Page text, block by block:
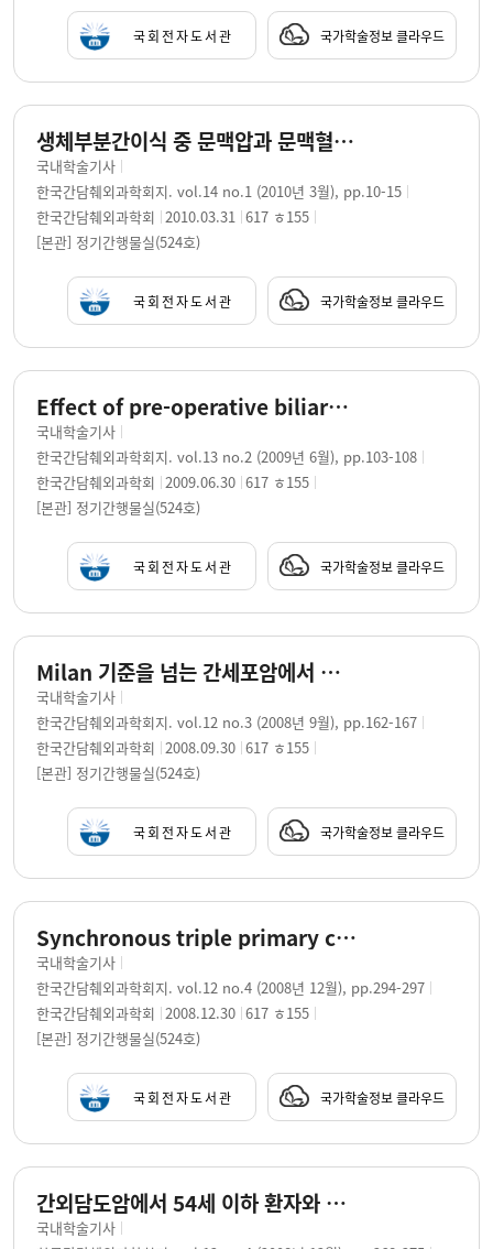
국회전자도서관 국가학술정보 클라우드
생체부분간이식 중 문맥압과 문맥혈류의 경시적 모니터링의 의의 / 배병구 ; 김봉완 ; 허위광 ; 왕희정 ; 김명욱
국내학술기사
한국간담췌외과학회지. vol.14 no.1 (2010년 3월), pp.10-15
한국간담췌외과학회 2010.03.31 617 ㅎ155
[본관] 정기간행물실(524호)
국회전자도서관 국가학술정보 클라우드
Effect of pre-operative biliary drainage on surgical outcomes after pancreaticoduodenectomy in patients with common bile duct cancer / Jae Myeong Lee ; Young Joo Lee ; Chan Wook Kim ; Ki Miung Moon ; Myung Wook Kim
국내학술기사
한국간담췌외과학회지. vol.13 no.2 (2009년 6월), pp.103-108
한국간담췌외과학회 2009.06.30 617 ㅎ155
[본관] 정기간행물실(524호)
국회전자도서관 국가학술정보 클라우드
Milan 기준을 넘는 간세포암에서 생체부분 간이식 / 김봉완 ; 배병구 ; 박용근 ; 원재환 ; 배재익 ; 허위광 ; 왕희정 ; 김명욱
국내학술기사
한국간담췌외과학회지. vol.12 no.3 (2008년 9월), pp.162-167
한국간담췌외과학회 2008.09.30 617 ㅎ155
[본관] 정기간행물실(524호)
국회전자도서관 국가학술정보 클라우드
Synchronous triple primary cancers : liver, gallbladder and pancreas / Jae Myeong Lee ; Bong Wan Kim ; Hee-Jung Wang ; Myung Wook Kim
국내학술기사
한국간담췌외과학회지. vol.12 no.4 (2008년 12월), pp.294-297
한국간담췌외과학회 2008.12.30 617 ㅎ155
[본관] 정기간행물실(524호)
국회전자도서관 국가학술정보 클라우드
간외담도암에서 54세 이하 환자와 75세 이상 고령 환자의 비교분석 / 변철수 ; 이재명 ; 김봉완 ; 김욱환 ; 왕희정 ; 김명욱
국내학술기사